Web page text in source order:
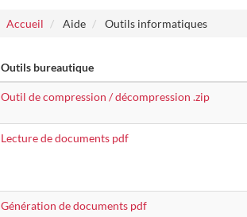
Accueil Aide Outils informatiques
Outils bureautique
Outil de compression / décompression .zip
Lecture de documents pdf
Génération de documents pdf